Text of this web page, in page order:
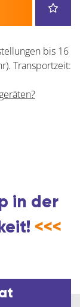
bis 16
Transportzeit:
in der
<<<